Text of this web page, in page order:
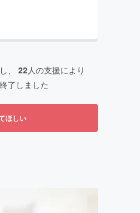
、 22人の支援により
了しました
ほしい